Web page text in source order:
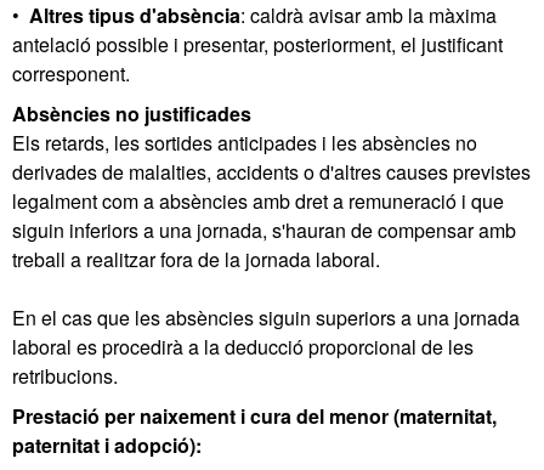
• Altres tipus d'absència: caldrà avisar amb la màxima
antelació possible i presentar, posteriorment, el justificant
corresponent.
Absències no justificades
Els retards, les sortides anticipades i les absències no
derivades de malalties, accidents o d'altres causes previstes
legalment com a absències amb dret a remuneració i que
siguin inferiors a una jornada, s'hauran de compensar amb
treball a realitzar fora de la jornada laboral.
En el cas que les absències siguin superiors a una jornada
laboral es procedirà a la deducció proporcional de les
retribucions.
Prestació per naixement i cura del menor (maternitat,
paternitat i adopció):